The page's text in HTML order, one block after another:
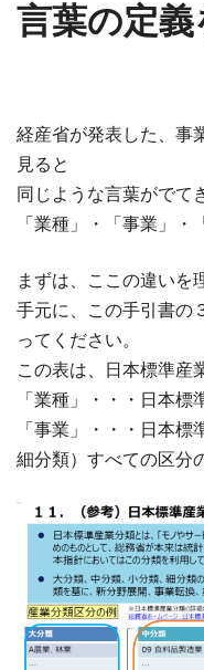
言葉の定
経産省が発表した、事
見ると
同じような言葉がでて
「業種」・「事業」・
まずは、ここの違いを
手元に、この手引書の
ってください。
この表は、日本標準産
「業種」・・・日本標
「事業」・・・日本標
細分類）すべての区分